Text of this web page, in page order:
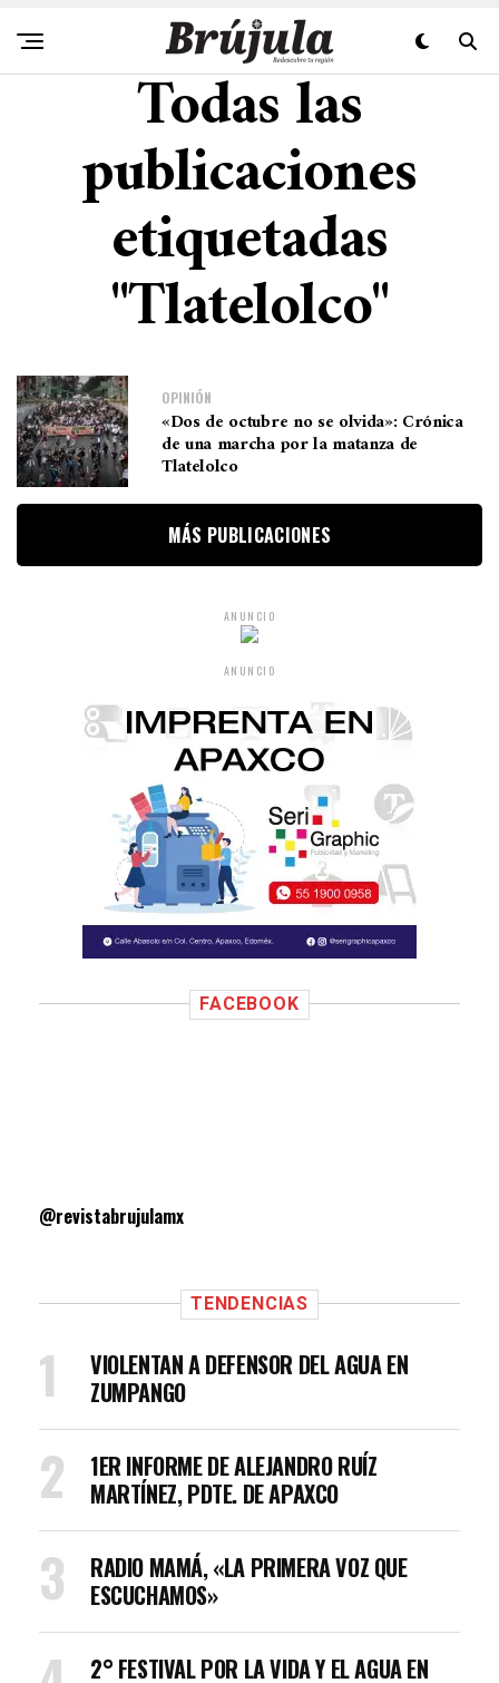
Todas las
publicaciones
etiquetadas
"Tlatelolco"
OPINIÓN
«Dos de octubre no se olvida»: Crónica
de una marcha por la matanza de
Tlatelolco
MÁS PUBLICACIONES
ANUNCIO
ANUNCIO
FACEBOOK
@revistabrujulamx
TENDENCIAS
VIOLENTAN A DEFENSOR DEL AGUA EN
ZUMPANGO
1ER INFORME DE ALEJANDRO RUÍZ
MARTÍNEZ, PDTE. DE APAXCO
RADIO MAMÁ, «LA PRIMERA VOZ QUE
ESCUCHAMOS»
2° FESTIVAL POR LA VIDA Y EL AGUA EN